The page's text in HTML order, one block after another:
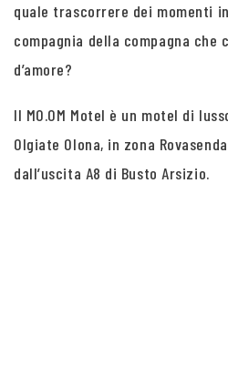
quale trascorrere dei momenti
compagnia della compagna che
d’amore?
Il MO.OM Motel è un motel di
Olgiate Olona, in zona
dall’uscita A8 di Busto Arsizio.